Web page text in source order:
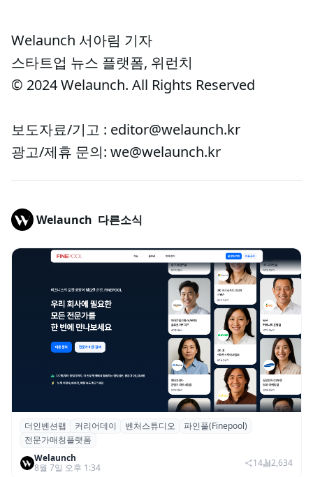
Welaunch 서아림 기자
스타트업 뉴스 플랫폼, 위런치
© 2024 Welaunch. All Rights Reserved
보도자료/기고 : editor@welaunch.kr
광고/제휴 문의: we@welaunch.kr
Welaunch 다른소식
더인벤션랩·커리어데이, 스타트업 전문가 매
칭 플랫폼 ‘파인풀’ 출시
더인벤션랩 커리어데이 벤처스튜디오
파인풀(Finepool)
전문가매칭플랫폼
Welaunch
8월 7일 오후 1:34
14 2,634